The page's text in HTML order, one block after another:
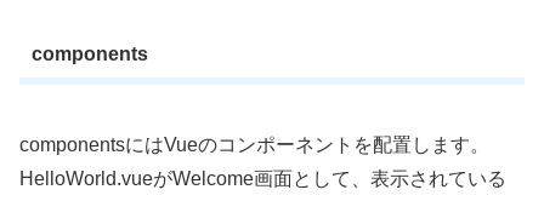
components
componentsにはVueのコンポーネントを配置します。
HelloWorld.vueがWelcome画面として、表示されている